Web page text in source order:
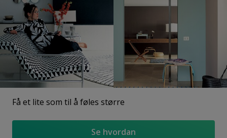
Få et lite som til å føles større
Se hvordan